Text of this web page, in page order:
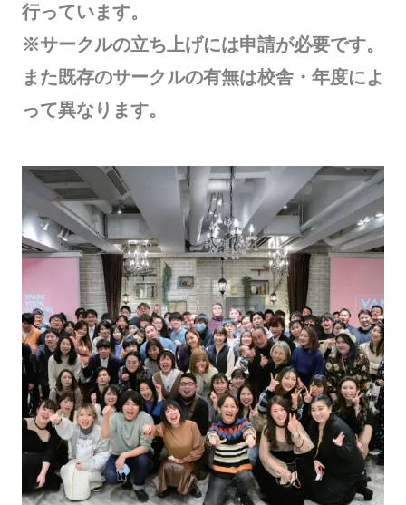
行っています。
※サークルの立ち上げには申請が必要です。
また既存のサークルの有無は校舎・年度によ
って異なります。